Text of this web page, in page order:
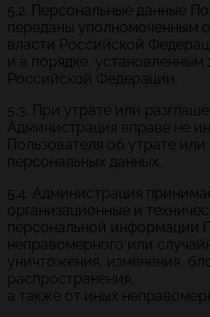
5.2. Персональные данные
переданы уполномоченным
власти Российской
и в порядке, установленным
Российской Федерации.
5.3. При утрате или
Администрация вправе не
Пользователя об утрате
персональных данных.
5.4. Администрация
организационные и
персональной информации
неправомерного или
уничтожения, изменения,
распространения,
а также от иных